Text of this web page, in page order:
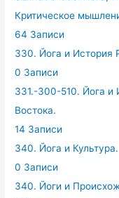
Критическое
64 Записи
330. Йога и История
0 Записи
331.-300-510. Йога и
Востока.
14 Записи
340. Йога и Культура.
0 Записи
340. Йоги и